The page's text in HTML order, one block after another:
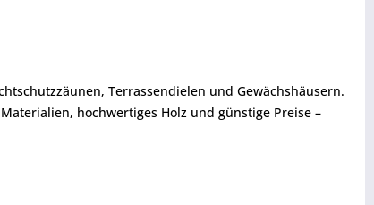
Terrassendielen und Gewächshäusern.
hochwertiges Holz und günstige Preise –